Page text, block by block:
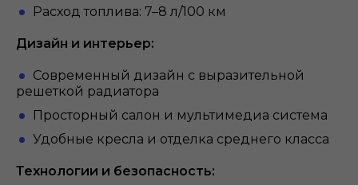
Расход топлива: 7–8 л/100 км
Дизайн и интерьер:
Современный дизайн с выразительной
решеткой радиатора
Просторный салон и мультимедиа система
Удобные кресла и отделка среднего класса
Технологии и безопасность: